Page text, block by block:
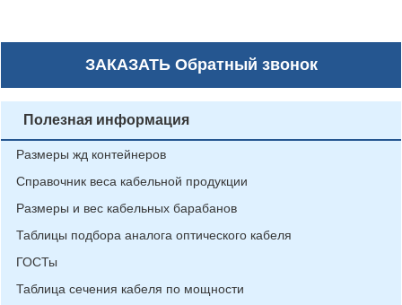
ЗАКАЗАТЬОбратный звонок
Полезная информация
Размеры жд контейнеров
Справочник веса кабельной продукции
Размеры и вес кабельных барабанов
Таблицы подбора аналога оптического кабеля
ГОСТы
Таблица сечения кабеля по мощности